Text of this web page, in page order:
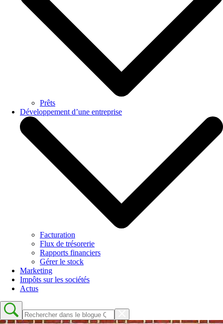
Prêts
Développement d’une entreprise
Facturation
Flux de trésorerie
Rapports financiers
Gérer le stock
Marketing
Impôts sur les sociétés
Actus